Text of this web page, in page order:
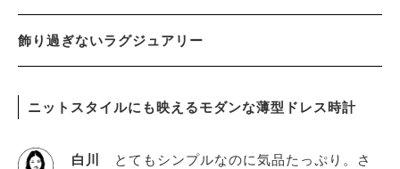
飾り過ぎないラグジュアリー
ニットスタイルにも映えるモダンな薄型ドレス時計
白川
とてもシンプルなのに気品たっぷり。さ